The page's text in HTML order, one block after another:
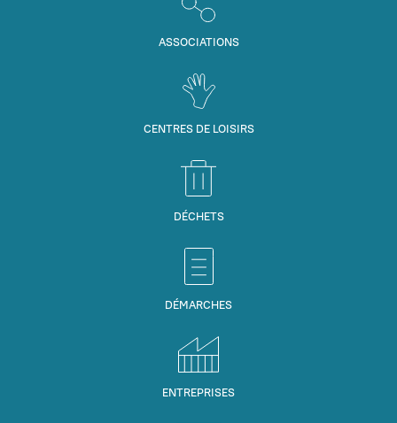
ASSOCIATIONS
CENTRES DE LOISIRS
DÉCHETS
DÉMARCHES
ENTREPRISES